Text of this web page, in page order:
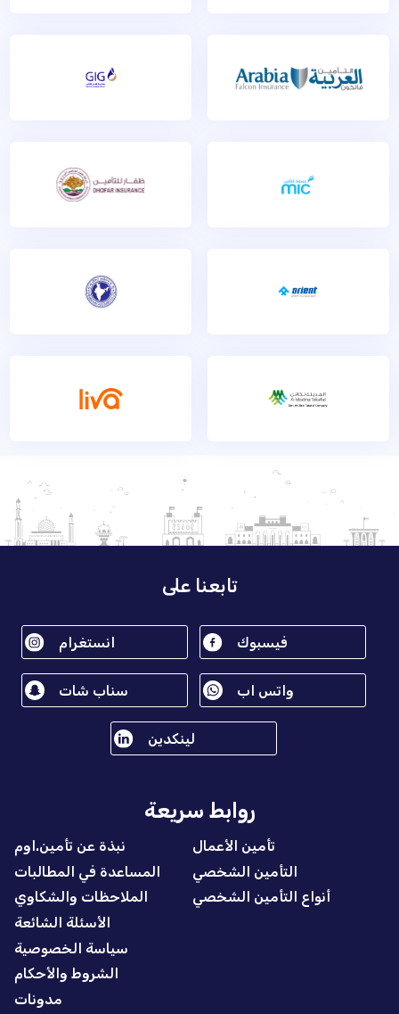
تابعنا على
انستغرام فيسبوك
سناب شات واتس اب
لينكدين
روابط سريعة
نبذة عن تأمين.اوم
المساعدة في المطالبات
الملاحظات والشكاوي
تأمين الأعمال
التأمين الشخصي
أنواع التأمين الشخصي
الأسئلة الشائعة
سياسة الخصوصية
الشروط والأحكام
مدونات